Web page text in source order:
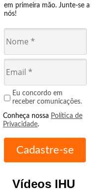
em primeira mão. Junte-se a
nós!
Eu concordo em
receber comunicações.
Conheça nossa Política de
Privacidade.
Vídeos IHU